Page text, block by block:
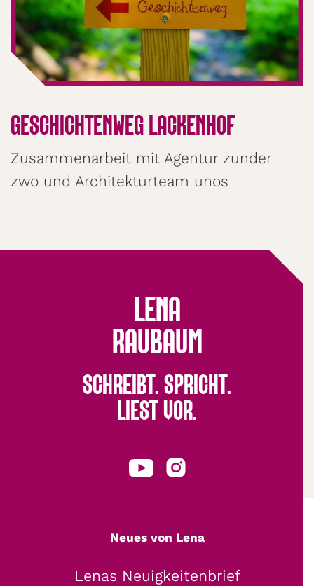
GESCHICHTENWEG LACKENHOF
Zusammenarbeit mit Agentur zunder
zwo und Architekturteam unos
LENA
RAUBAUM
SCHREIBT. SPRICHT.
LIEST VOR.
Neues von Lena
Lenas Neuigkeitenbrief